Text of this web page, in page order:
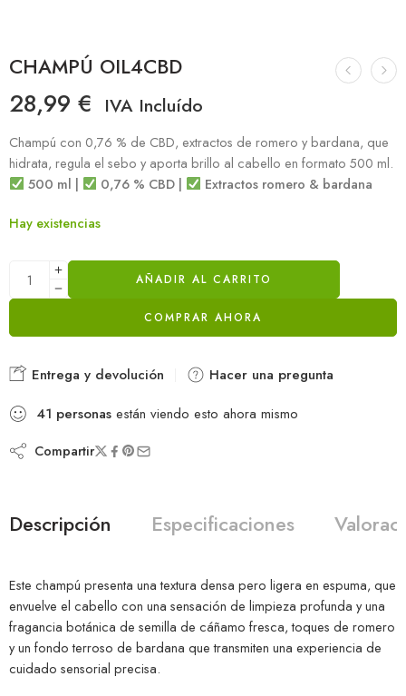
CHAMPÚ OIL4CBD
28,99 € IVA Incluído
Champú con 0,76 % de CBD, extractos de romero y bardana, que
hidrata, regula el sebo y aporta brillo al cabello en formato 500 ml.
500 ml |
0,76 % CBD | Extractos romero & bardana
Hay existencias
AÑADIR AL CARRITO
COMPRAR AHORA
Entrega y devolución
Hacer una pregunta
41 personas están viendo esto ahora mismo
Compartir
Descripción Especificaciones
Este champú presenta una textura densa pero ligera en espuma, que
envuelve el cabello con una sensación de limpieza profunda y una
fragancia botánica de semilla de cáñamo fresca, toques de romero
y un fondo terroso de bardana que transmiten una experiencia de
cuidado sensorial precisa.